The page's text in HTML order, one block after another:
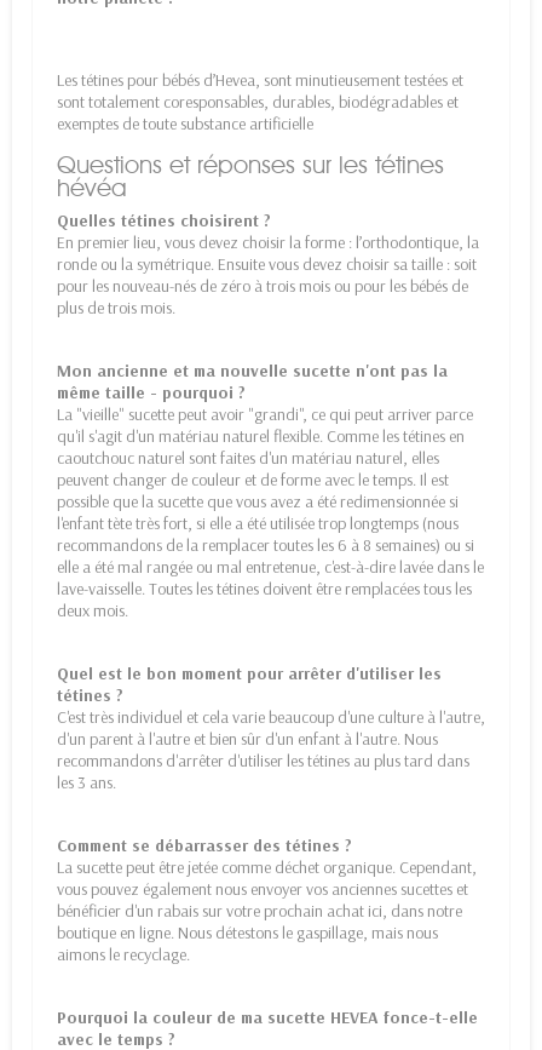
Les tétines pour bébés d’Hevea, sont minutieusement testées et
sont totalement coresponsables, durables, biodégradables et
exemptes de toute substance artificielle
Questions et réponses sur les tétines
hévéa
Quelles tétines choisirent ?
En premier lieu, vous devez choisir la forme : l’orthodontique, la
ronde ou la symétrique. Ensuite vous devez choisir sa taille : soit
pour les nouveau-nés de zéro à trois mois ou pour les bébés de
plus de trois mois.
Mon ancienne et ma nouvelle sucette n'ont pas la
même taille - pourquoi ?
La "vieille" sucette peut avoir "grandi", ce qui peut arriver parce
qu'il s'agit d'un matériau naturel flexible. Comme les tétines en
caoutchouc naturel sont faites d'un matériau naturel, elles
peuvent changer de couleur et de forme avec le temps. Il est
possible que la sucette que vous avez a été redimensionnée si
l'enfant tète très fort, si elle a été utilisée trop longtemps (nous
recommandons de la remplacer toutes les 6 à 8 semaines) ou si
elle a été mal rangée ou mal entretenue, c'est-à-dire lavée dans le
lave-vaisselle. Toutes les tétines doivent être remplacées tous les
deux mois.
Quel est le bon moment pour arrêter d'utiliser les
tétines ?
C'est très individuel et cela varie beaucoup d'une culture à l'autre,
d'un parent à l'autre et bien sûr d'un enfant à l'autre. Nous
recommandons d'arrêter d'utiliser les tétines au plus tard dans
les 3 ans.
Comment se débarrasser des tétines ?
La sucette peut être jetée comme déchet organique. Cependant,
vous pouvez également nous envoyer vos anciennes sucettes et
bénéficier d'un rabais sur votre prochain achat ici, dans notre
boutique en ligne. Nous détestons le gaspillage, mais nous
aimons le recyclage.
Pourquoi la couleur de ma sucette HEVEA fonce-t-elle
avec le temps ?